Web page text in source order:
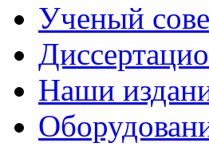
Ученый
Наши